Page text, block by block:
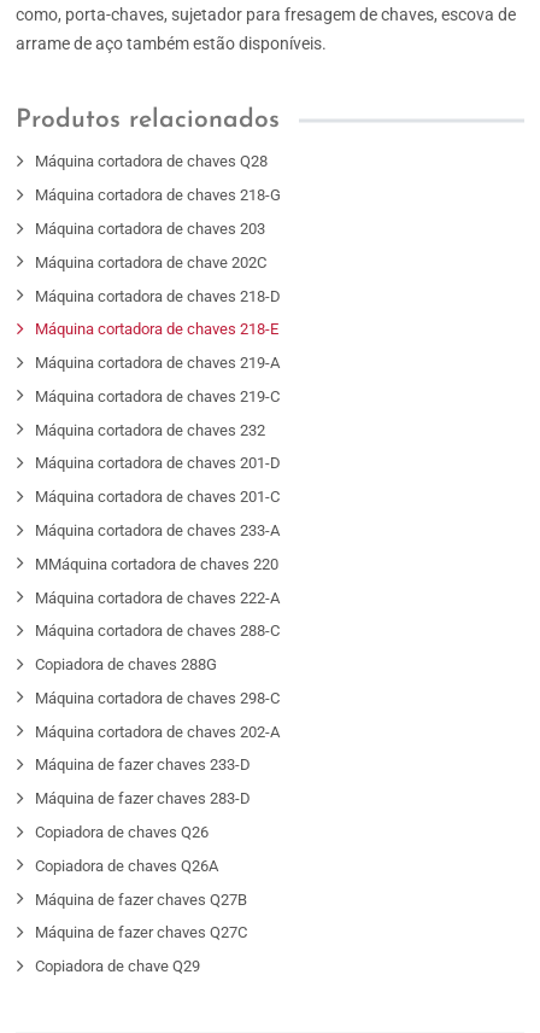
como, porta-chaves, sujetador para fresagem de chaves, escova de
arrame de aço também estão disponíveis.
Produtos relacionados
Máquina cortadora de chaves Q28
Máquina cortadora de chaves 218-G
Máquina cortadora de chaves 203
Máquina cortadora de chave 202C
Máquina cortadora de chaves 218-D
Máquina cortadora de chaves 218-E
Máquina cortadora de chaves 219-A
Máquina cortadora de chaves 219-C
Máquina cortadora de chaves 232
Máquina cortadora de chaves 201-D
Máquina cortadora de chaves 201-C
Máquina cortadora de chaves 233-A
MMáquina cortadora de chaves 220
Máquina cortadora de chaves 222-A
Máquina cortadora de chaves 288-C
Copiadora de chaves 288G
Máquina cortadora de chaves 298-C
Máquina cortadora de chaves 202-A
Máquina de fazer chaves 233-D
Máquina de fazer chaves 283-D
Copiadora de chaves Q26
Copiadora de chaves Q26A
Máquina de fazer chaves Q27B
Máquina de fazer chaves Q27C
Copiadora de chave Q29